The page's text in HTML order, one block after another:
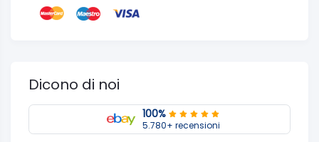
Dicono di noi
100%
5.780+ recensioni